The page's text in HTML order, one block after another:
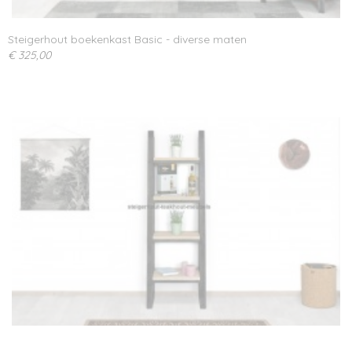
Steigerhout boekenkast Basic - diverse maten
€ 325,00